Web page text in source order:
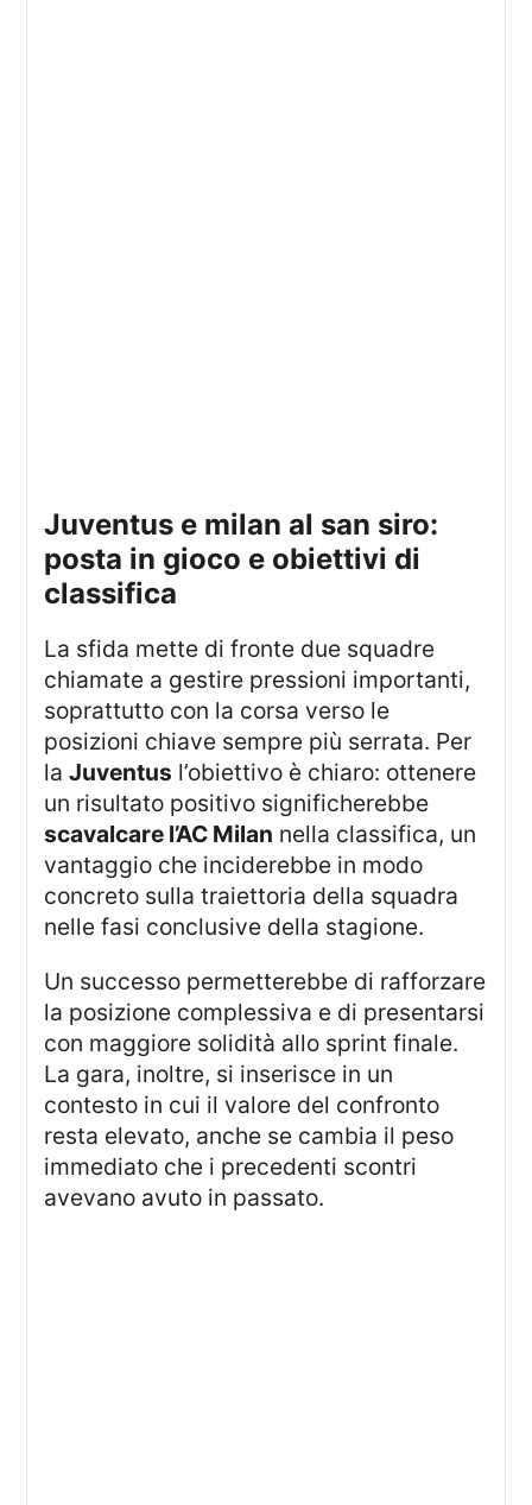
juventus e milan al san siro:
posta in gioco e obiettivi di
classifica
La sfida mette di fronte due squadre
chiamate a gestire pressioni importanti,
soprattutto con la corsa verso le
posizioni chiave sempre più serrata. Per
laJuventus l’obiettivo è chiaro: ottenere
un risultato positivo significherebbe
scavalcare l’AC Milan nella classifica, un
vantaggio che inciderebbe in modo
concreto sulla traiettoria della squadra
nelle fasi conclusive della stagione.
Un successo permetterebbe di rafforzare
la posizione complessiva e di presentarsi
con maggiore solidità allo sprint finale.
La gara, inoltre, si inserisce in un
contesto in cui il valore del confronto
resta elevato, anche se cambia il peso
immediato che i precedenti scontri
avevano avuto in passato.